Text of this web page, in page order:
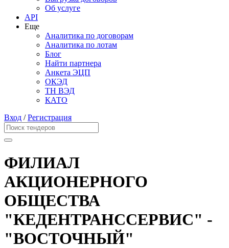
Об услуге
API
Еще
Аналитика по договорам
Аналитика по лотам
Блог
Найти партнера
Анкета ЭЦП
ОКЭД
ТН ВЭД
КАТО
Вход /Регистрация
ФИЛИАЛ
АКЦИОНЕРНОГО
ОБЩЕСТВА
"КЕДЕНТРАНССЕРВИС" -
"ВОСТОЧНЫЙ"